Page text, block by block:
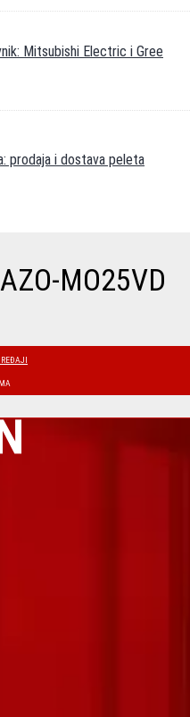
Mitsubishi Electric i Gree
prodaja i dostava peleta
MO25VD